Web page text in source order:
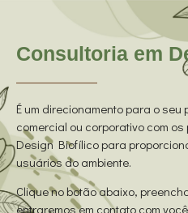
Consultoria em
É um direcionamento para o
comercial ou corporativo com
Design Biofílico para
usuários do ambiente.
Clique no botão abaixo,
entraremos em contato com